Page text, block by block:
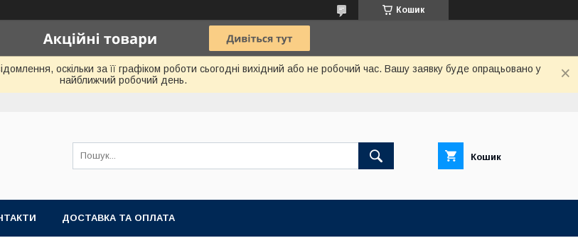
Кошик
оскільки за її графіком роботи сьогодні вихідний або не робочий час. Вашу заявку буде опрацьовано у
найближчий робочий день.
Кошик
ДОСТАВКА ТА ОПЛАТА